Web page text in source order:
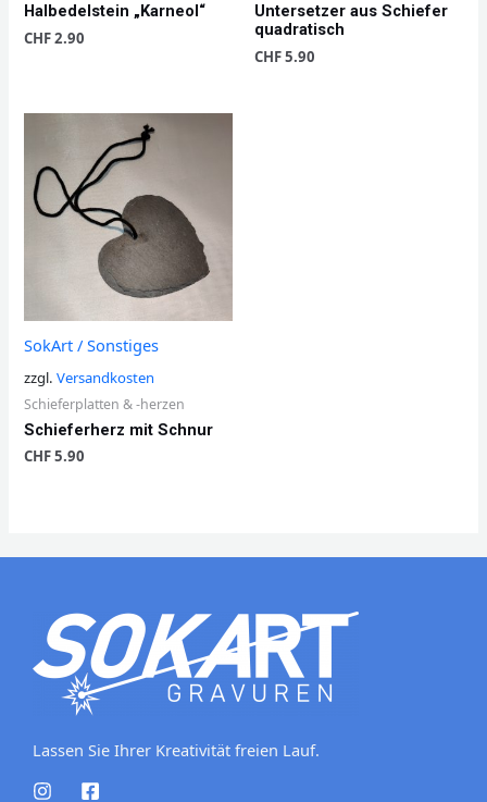
Halbedelstein „Karneol“
CHF2.90
Untersetzer aus Schiefer
quadratisch
CHF5.90
SokArt / Sonstiges
zzgl.Versandkosten
Schieferplatten & -herzen
Schieferherz mit Schnur
CHF5.90
Lassen Sie Ihrer Kreativität freien Lauf.